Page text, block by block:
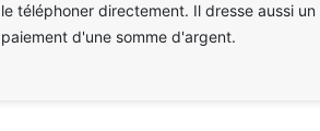
le téléphoner directement. Il dresse aussi
paiement d'une somme d'argent.